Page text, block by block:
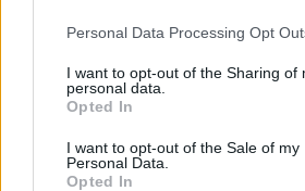
Personal Data Processing Opt
I want to opt-out of the Sharing of
personal data.
Opted In
I want to opt-out of the Sale of my
Personal Data.
Opted In
Ακολουθήστε το
και μάθετε πρώτοι όλα τα